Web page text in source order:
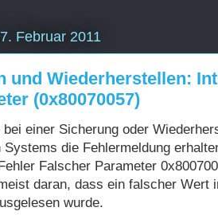
Februar 2011
und Wiederherstellen:
(0x80070057)
bei einer Sicherung oder
Systems die Fehlermeldung
Falscher Parameter
daran, dass ein falscher Wert
wurde.